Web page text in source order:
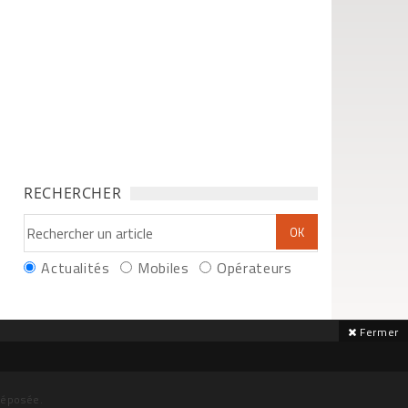
RECHERCHER
Actualités Mobiles Opérateurs
Fermer